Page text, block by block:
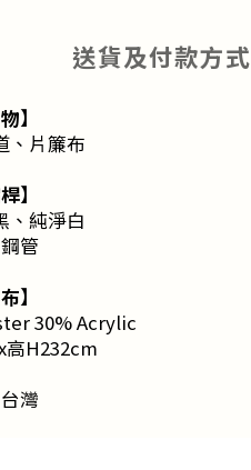
送貨及付款方式
】
、片簾布
】
、純淨白
管
】
30% Acrylic
高H232cm
灣